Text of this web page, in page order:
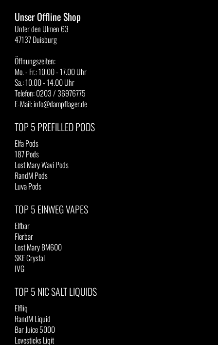
Unser Offline Shop
Unter den Ulmen 63
47137 Duisburg
Öffnungszeiten:
Mo. - Fr.: 10.00 - 17.00 Uhr
Sa.: 10.00 - 14.00 Uhr
Telefon: 0203 / 36976775
E-Mail: info@dampflager.de
TOP 5 PREFILLED PODS
Elfa Pods
187 Pods
Lost Mary Wavi Pods
RandM Pods
Luva Pods
TOP 5 EINWEG VAPES
Elfbar
Flerbar
Lost Mary BM600
SKE Crystal
IVG
TOP 5 NIC SALT LIQUIDS
Elfliq
RandM Liquid
Bar Juice 5000
Lovesticks Liqit